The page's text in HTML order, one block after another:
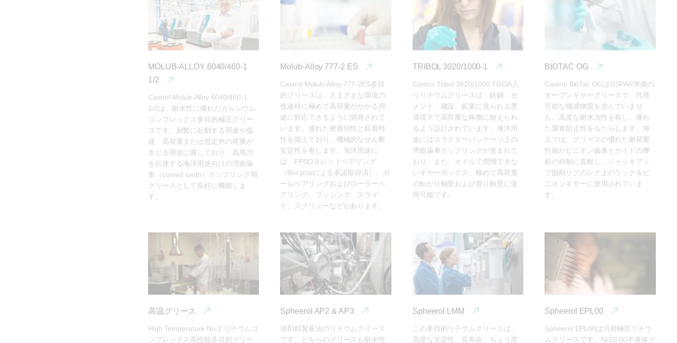
MOLUB-ALLOY 6040/460-1
1/2
Castrol Molub-Alloy 6040/460-1
1/2は、耐水性に優れたカルシウム
コンプレックス多目的極圧グリー
スです。頻繁に起動する用途や低
速、高荷重または想定外の荷重が
生じる用途に適しており、高馬力
を伝達する海洋用途向けの湾曲歯
車（curved tooth）カップリング用
グリースとして良好に機能しま
す。
Molub-Alloy 777-2 ES
Castrol Molub-Alloy 777-2ES多目
的グリースは、さまざまな環境の
低速時に極めて高荷重がかかる用
途に対応できるように開発されて
います。優れた密着特性と粘着特
性を備えており、機械的なせん断
安定性を有します。海洋用途に
は、FPSOタレットベアリング
（Bucyrusによる承認取得済）、ボ
ールベアリングおよびローラーベ
アリング、ブッシング、スライ
ド、スクリューなどがあります。
TRIBOL 3020/1000-1
Castrol Tribol 3020/1000 TGOA入
りリチウムグリースは、鉄鋼、セ
メント、建設、鉱業に見られる悪
環境下で高荷重な稼働に耐えられ
るよう設計されています。海洋用
途にはスラスターパッケージ上の
湾曲歯車カップリングが含まれて
おり、また、オイルで潤滑できな
いギヤーボックス、極めて高荷重
の転がり軸受および滑り軸受に使
用可能です。
BIOTAC OG
Castrol BioTac OGはOSPAR準拠の
オープンギヤーグリースで、代替
可能な構成物質を含んでいませ
ん。高度な耐水洗性を有し、優れ
た腐食防止性をもたらします。海
上では、グリースの優れた耐荷重
性能がピニオン歯車とガイドの摩
耗の抑制に貢献し、ジャッキアッ
プ掘削リグのレグ上のラック＆ピ
ニオンギヤーに使用されていま
す。
高温グリース
High Temperature No.2 リチウムコ
ンプレックス高性能多目的グリー
Spheerol AP2 & AP3
溶剤精製基油のリチウムグリース
です。どちらのグリースも耐水性
Spheerol LMM
この多目的リチウムグリースは、
高度な安定性、長寿命、ちょう度
Spheerol EPL00
Spheerol EPL00は汎用極圧リチウ
ムグリースです。NLGI 00半液体グ